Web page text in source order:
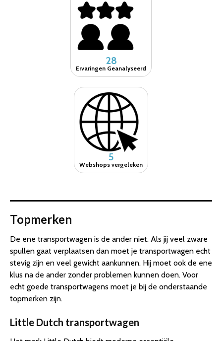
28
Ervaringen Geanalyseerd
5
Webshops vergeleken
Topmerken
De ene transportwagen is de ander niet. Als jij veel zware
spullen gaat verplaatsen dan moet je transportwagen echt
stevig zijn en veel gewicht aankunnen. Hij moet ook de ene
klus na de ander zonder problemen kunnen doen. Voor
echt goede transportwagens moet je bij de onderstaande
topmerken zijn.
Little Dutch transportwagen